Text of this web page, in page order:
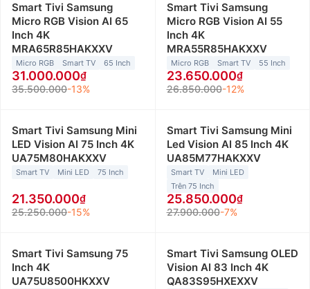
Smart Tivi Samsung
Micro RGB Vision AI 65
Inch 4K
MRA65R85HAKXXV
Micro RGB Smart TV 65 Inch
31.000.000
35.500.000-13%
Smart Tivi Samsung
Micro RGB Vision AI 55
Inch 4K
MRA55R85HAKXXV
Micro RGB Smart TV 55 Inch
23.650.000
26.850.000-12%
Smart Tivi Samsung Mini
LED Vision AI 75 Inch 4K
UA75M80HAKXXV
Smart TV Mini LED 75 Inch
21.350.000
25.250.000-15%
Smart Tivi Samsung Mini
Led Vision AI 85 Inch 4K
UA85M77HAKXXV
Smart TV
Mini LED
Trên 75 Inch
25.850.000
27.900.000-7%
Smart Tivi Samsung 75
Inch 4K
UA75U8500HKXXV
Smart Tivi Samsung OLED
Vision AI 83 Inch 4K
QA83S95HXEXXV